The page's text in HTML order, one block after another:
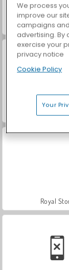
VegaMix Da
Farm Merge
Royal
We process
improve our
campaigns
advertising. By
exercise your
privacy notice
Cookie Policy
Your